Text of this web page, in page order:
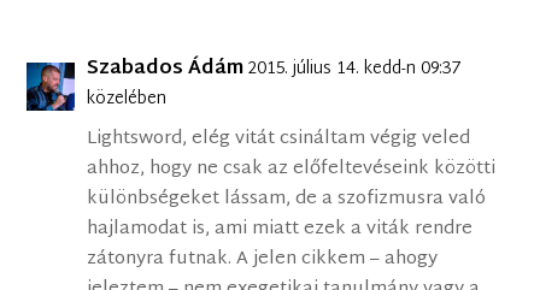
Szabados Ádám2015. július 14. kedd-n 09:37
közelében
Lightsword, elég vitát csináltam végig veled
ahhoz, hogy ne csak az előfeltevéseink közötti
különbségeket lássam, de a szofizmusra való
hajlamodat is, ami miatt ezek a viták rendre
zátonyra futnak. A jelen cikkem – ahogy